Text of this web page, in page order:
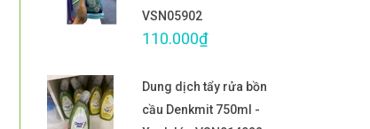
VSN05902
110.000₫
Dung dịch tẩy rửa bồn
cầu Denkmit 750ml -